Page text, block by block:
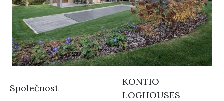
Společnost
KONTIO
LOGHOUSES